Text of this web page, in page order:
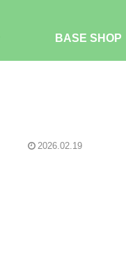
BASE SHOP
2026.02.19